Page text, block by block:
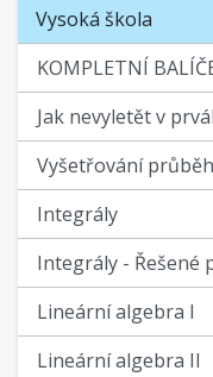
Vysoká škola
KOMPLETNÍ
Jak nevyletět v
Vyšetřování
Integrály
Integrály - Řešené
Lineární algebra I
Lineární algebra II